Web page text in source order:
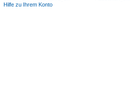
Hilfe zu Ihrem Konto